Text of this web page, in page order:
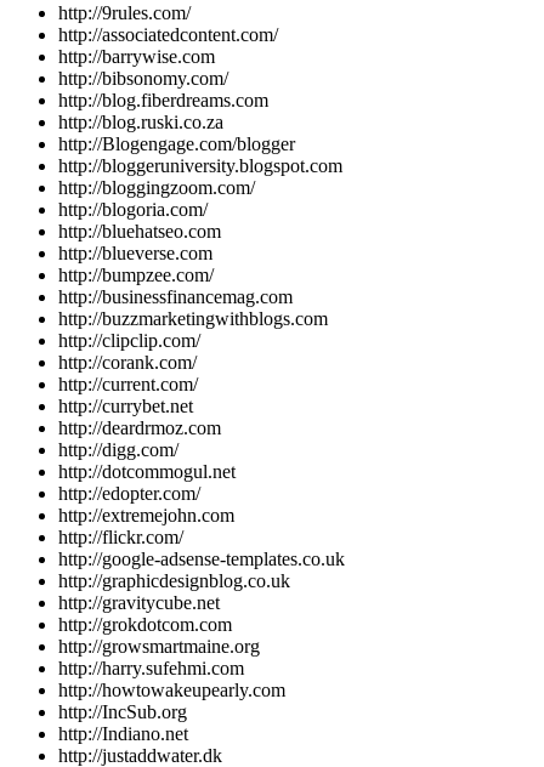
http://9rules.com/
http://associatedcontent.com/
http://barrywise.com
http://bibsonomy.com/
http://blog.fiberdreams.com
http://blog.ruski.co.za
http://Blogengage.com/blogger
http://bloggeruniversity.blogspot.com
http://bloggingzoom.com/
http://blogoria.com/
http://bluehatseo.com
http://blueverse.com
http://bumpzee.com/
http://businessfinancemag.com
http://buzzmarketingwithblogs.com
http://clipclip.com/
http://corank.com/
http://current.com/
http://currybet.net
http://deardrmoz.com
http://digg.com/
http://dotcommogul.net
http://edopter.com/
http://extremejohn.com
http://flickr.com/
http://google-adsense-templates.co.uk
http://graphicdesignblog.co.uk
http://gravitycube.net
http://grokdotcom.com
http://growsmartmaine.org
http://harry.sufehmi.com
http://howtowakeupearly.com
http://IncSub.org
http://Indiano.net
http://justaddwater.dk